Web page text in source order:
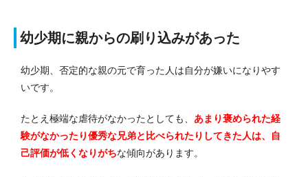
幼少期に親からの刷り込みがあった
幼少期、否定的な親の元で育った人は自分が嫌いになりやす
いです。
たとえ極端な虐待がなかったとしても、 あまり褒められた経
験がなかったり優秀な兄弟と比べられたりしてきた人は、自
己評価が低くなりがちな傾向があります。